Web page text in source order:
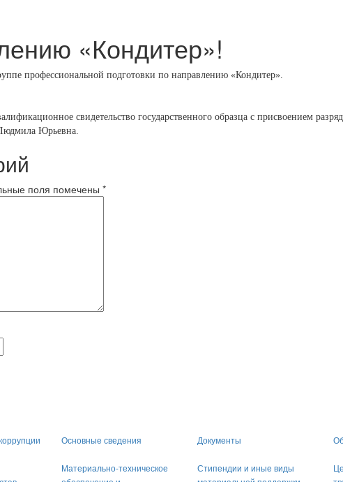
«Кондитер»!
профессиональной подготовки по направлению «Кондитер».
свидетельство государственного образца с присвоением
Юрьевна.
поля помечены *
Основные сведения Документы
Материально-техническое
Стипендии и иные виды